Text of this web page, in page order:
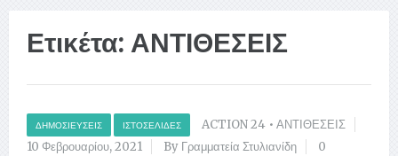
Ετικέτα: ΑΝΤΙΘΕΣΕΙΣ
ΔΗΜΟΣΙΕΎΣΕΙΣ ΙΣΤΟΣΕΛΊΔΕΣ ACTION 24 • ΑΝΤΙΘΕΣΕΙΣ
10 Φεβρουαρίου, 2021
By Γραμματεία Στυλιανίδη
0